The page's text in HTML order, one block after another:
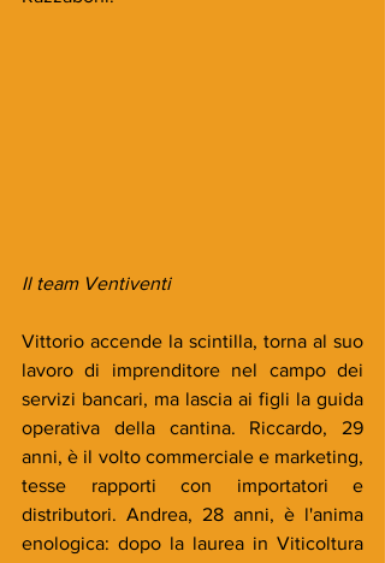
Il team Ventiventi
Vittorio accende la scintilla, torna al suo
lavoro di imprenditore nel campo dei
servizi bancari, ma lascia ai figli la guida
operativa della cantina. Riccardo, 29
anni, è il volto commerciale e marketing,
tesse rapporti con importatori e
distributori. Andrea, 28 anni, è l'anima
enologica: dopo la laurea in Viticoltura